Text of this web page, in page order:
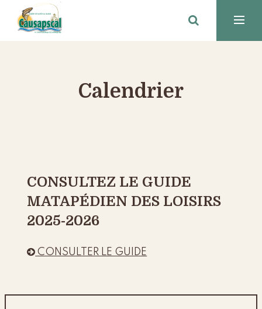
Calendrier
CONSULTEZ LE GUIDE
MATAPÉDIEN DES LOISIRS
2025-2026
 CONSULTER LE GUIDE